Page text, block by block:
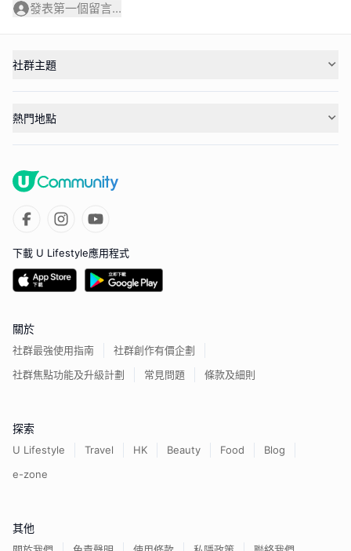
發表第一個留言...
社群主題
熱門地點
下載 U Lifestyle應用程式
關於
社群最強使用指南
社群創作有價企劃
社群焦點功能及升級計劃
常見問題 條款及細則
探索
U Lifestyle Travel HK Beauty Food
Blog
e-zone
其他